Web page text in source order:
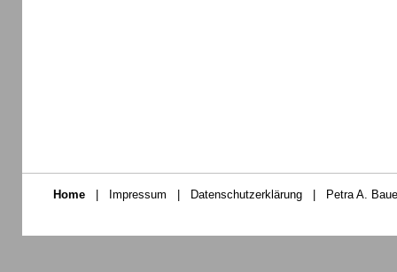
Home Impressum Datenschutzerklärung Petra A.